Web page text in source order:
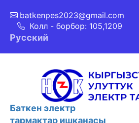
batkenpes2023@gmail.com
Колл - борбор: 105,1209
Русский
Баткен электр
тармактар ишканасы